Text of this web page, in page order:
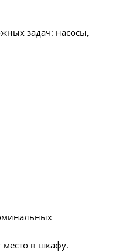
задач: насосы,
в шкафу.